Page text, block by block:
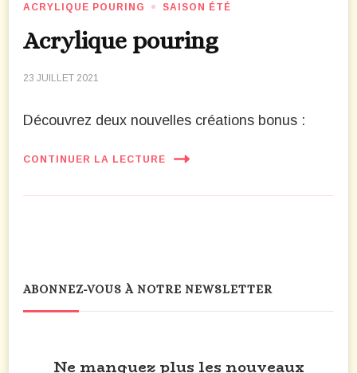
ACRYLIQUE POURING SAISON ÉTÉ
Acrylique pouring
23 JUILLET 2021
Découvrez deux nouvelles créations bonus :
CONTINUER LA LECTURE
ABONNEZ-VOUS À NOTRE NEWSLETTER
Ne manquez plus les nouveaux